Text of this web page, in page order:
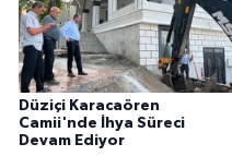
Düziçi Karacaören
Camii'nde İhya Süreci
Devam Ediyor